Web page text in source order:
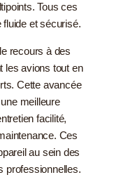
Tous ces
et sécurisé.
recours à des
les avions tout en
Cette avancée
meilleure
facilité,
Ces
au sein des
professionnelles.